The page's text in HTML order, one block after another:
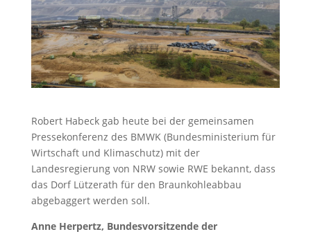
Robert Habeck gab heute bei der gemeinsamen
Pressekonferenz des BMWK (Bundesministerium für
Wirtschaft und Klimaschutz) mit der
Landesregierung von NRW sowie RWE bekannt, dass
das Dorf Lützerath für den Braunkohleabbau
abgebaggert werden soll.
Anne Herpertz, Bundesvorsitzende der